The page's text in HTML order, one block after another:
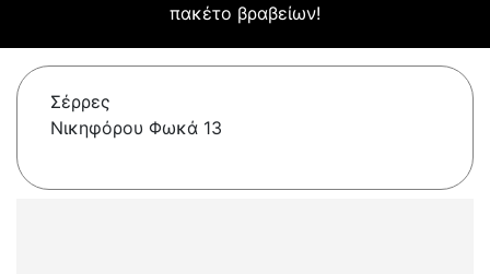
πακέτο βραβείων!
Σέρρες
Νικηφόρου Φωκά 13